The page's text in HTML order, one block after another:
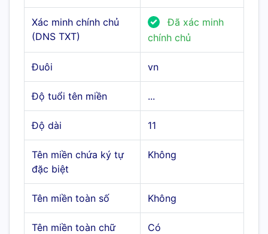
Xác minh chính chủ
(DNS TXT)
Đã xác minh
chính chủ
Đuôi vn
Độ tuổi tên miền ...
Độ dài 11
Tên miền chứa ký tự
đặc biệt
Không
Tên miền toàn số Không
Tên miền toàn chữ Có